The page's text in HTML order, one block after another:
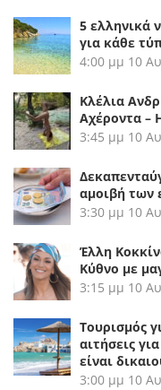
5 ελληνικά
για κάθε
4:00 μμ 10
Κλέλια
Αχέροντα –
3:45 μμ 10
αμοιβή των
3:30 μμ 10
Έλλη
Κύθνο με
3:15 μμ 10
Τουρισμός
αιτήσεις
είναι
3:00 μμ 10